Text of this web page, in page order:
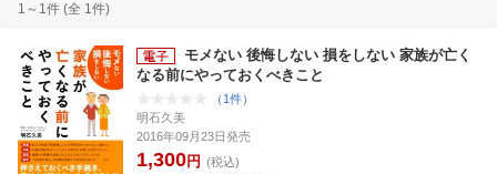
1～1件 (全 1件)
モメない 後悔しない 損をしない 家族が亡く
なる前にやっておくべきこと
（1件）
明石久美
2016年09月23日発売
1,300円 (税込)